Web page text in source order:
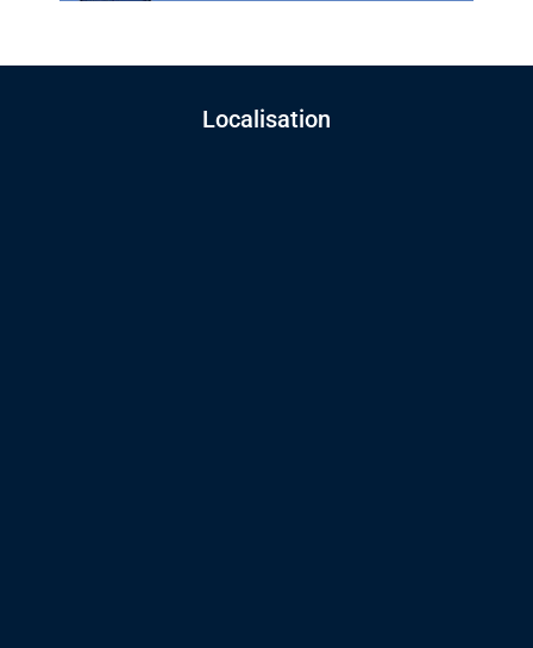
Localisation